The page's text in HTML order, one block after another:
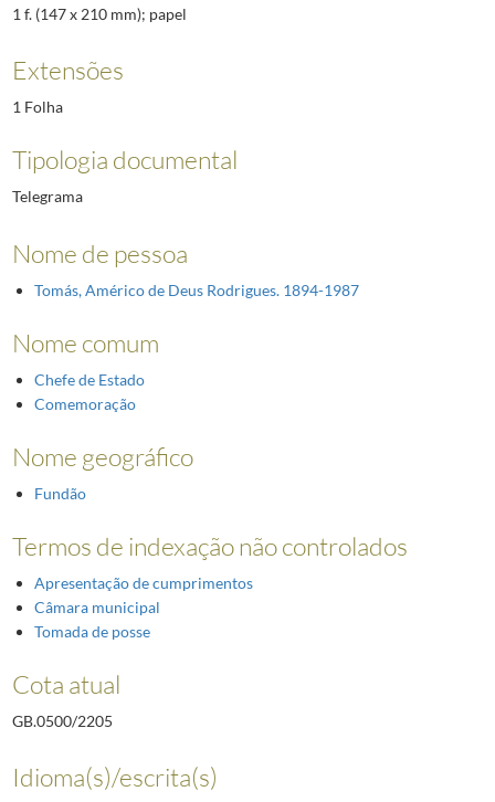
1 f. (147 x 210 mm); papel
Extensões
1 Folha
Tipologia documental
Telegrama
Nome de pessoa
Tomás, Américo de Deus Rodrigues. 1894-1987
Nome comum
Chefe de Estado
Comemoração
Nome geográfico
Fundão
Termos de indexação não controlados
Apresentação de cumprimentos
Câmara municipal
Tomada de posse
Cota atual
GB.0500/2205
Idioma(s)/escrita(s)